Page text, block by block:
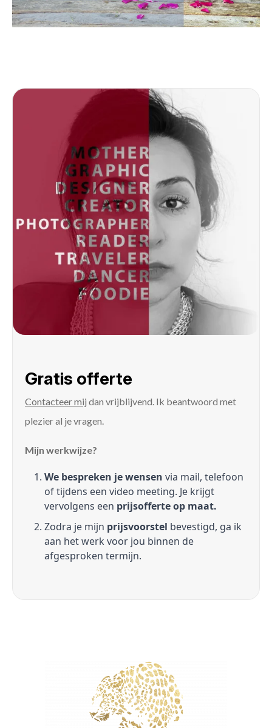
Gratis offerte
Contacteer mij dan vrijblijvend. Ik beantwoord met
plezier al je vragen.
Mijn werkwijze?
We bespreken je wensen via mail, telefoon
of tijdens een video meeting. Je krijgt
vervolgens een prijsofferte op maat.
Zodra je mijn prijsvoorstel bevestigd, ga ik
aan het werk voor jou binnen de
afgesproken termijn.